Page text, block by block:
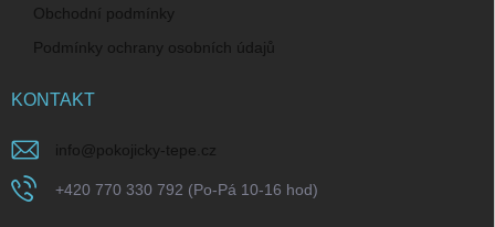
Obchodní podmínky
Podmínky ochrany osobních údajů
KONTAKT
info @pokojicky-tepe.cz
+420 770 330 792 (Po-Pá 10-16 hod)